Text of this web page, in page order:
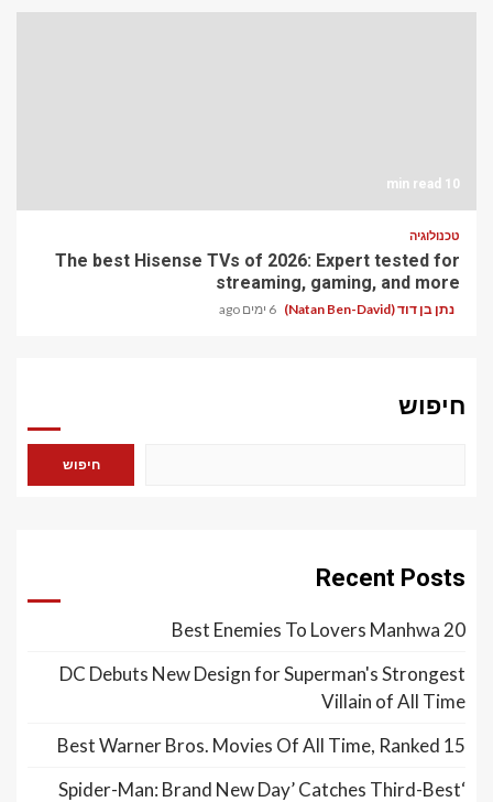
10 min read
טכנולוגיה
The best Hisense TVs of 2026: Expert tested for
streaming, gaming, and more
נתן בן דוד (Natan Ben-David) 6 ימים ago
חיפוש
חיפוש
Recent Posts
20 Best Enemies To Lovers Manhwa
DC Debuts New Design for Superman's Strongest
Villain of All Time
15 Best Warner Bros. Movies Of All Time, Ranked
‘Spider-Man: Brand New Day’ Catches Third-Best